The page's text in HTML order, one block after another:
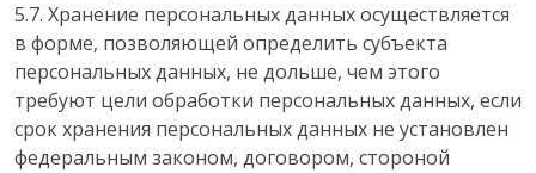
5.7. Хранение персональных данных осуществляется
в форме, позволяющей определить субъекта
персональных данных, не дольше, чем этого
требуют цели обработки персональных данных, если
срок хранения персональных данных не установлен
федеральным законом, договором, стороной